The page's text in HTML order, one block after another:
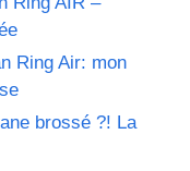
Ring Air: mon
brossé ?! La